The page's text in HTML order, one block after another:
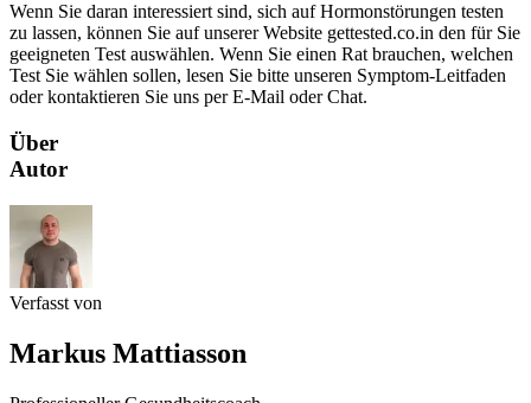
Wenn Sie daran interessiert sind, sich auf Hormonstörungen testen
zu lassen, können Sie auf unserer Website gettested.co.in den für Sie
geeigneten Test auswählen. Wenn Sie einen Rat brauchen, welchen
Test Sie wählen sollen, lesen Sie bitte unseren Symptom-Leitfaden
oder kontaktieren Sie uns per E-Mail oder Chat.
Über
Autor
Verfasst von
Markus Mattiasson